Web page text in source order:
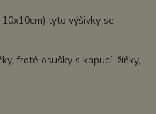
tyto výšivky se
froté osušky s kapucí, žíňky,